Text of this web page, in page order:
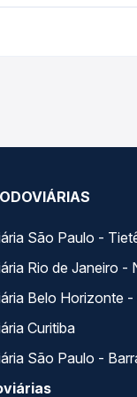
oferta para o
São Paulo -
Rio de Janeiro -
Belo Horizonte
Curitiba
São Paulo -